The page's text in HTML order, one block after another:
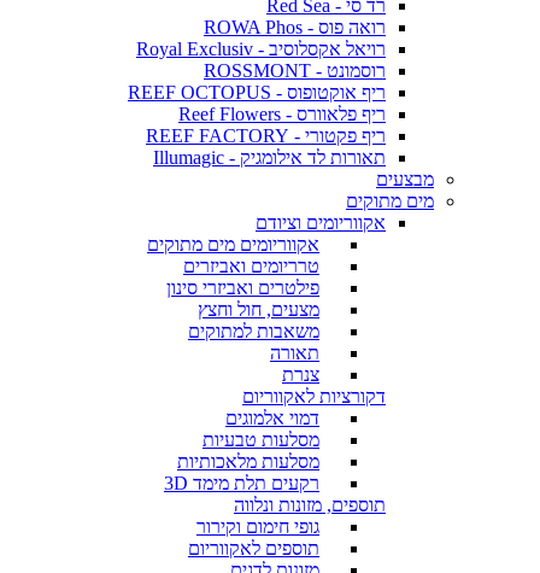
רד סי - Red Sea
רואה פוס - ROWA Phos
רויאל אקסלוסיב - Royal Exclusiv
רוסמונט - ROSSMONT
ריף אוקטופוס - REEF OCTOPUS
ריף פלאוורס - Reef Flowers
ריף פקטורי - REEF FACTORY
תאורות לד אילומגיק - Illumagic
מבצעים
מים מתוקים
אקווריומים וציודם
אקווריומים מים מתוקים
טרריומים ואביזרים
פילטרים ואביזרי סינון
מצעים, חול וחצץ
משאבות למתוקים
תאורה
צנרת
דקורציות לאקווריום
דמוי אלמוגים
מסלעות טבעיות
מסלעות מלאכותיות
רקעים תלת מימד 3D
תוספים, מזונות ונלווה
גופי חימום וקירור
תוספים לאקווריום